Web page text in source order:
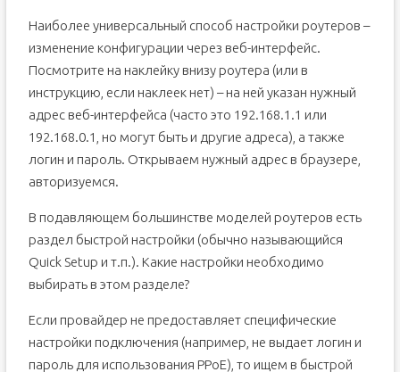
Наиболее универсальный способ настройки роутеров –
изменение конфигурации через веб-интерфейс.
Посмотрите на наклейку внизу роутера (или в
инструкцию, если наклеек нет) – на ней указан нужный
адрес веб-интерфейса (часто это 192.168.1.1 или
192.168.0.1, но могут быть и другие адреса), а также
логин и пароль. Открываем нужный адрес в браузере,
авторизуемся.
В подавляющем большинстве моделей роутеров есть
раздел быстрой настройки (обычно называющийся
Quick Setup и т.п.). Какие настройки необходимо
выбирать в этом разделе?
Если провайдер не предоставляет специфические
настройки подключения (например, не выдает логин и
пароль для использования PPoE), то ищем в быстрой